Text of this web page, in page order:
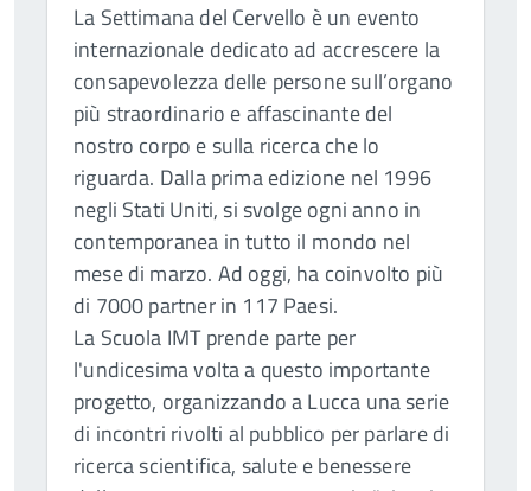
La Settimana del Cervello è un evento
internazionale dedicato ad accrescere la
consapevolezza delle persone sull’organo
più straordinario e affascinante del
nostro corpo e sulla ricerca che lo
riguarda. Dalla prima edizione nel 1996
negli Stati Uniti, si svolge ogni anno in
contemporanea in tutto il mondo nel
mese di marzo. Ad oggi, ha coinvolto più
di 7000 partner in 117 Paesi.
La Scuola IMT prende parte per
l'undicesima volta a questo importante
progetto, organizzando a Lucca una serie
di incontri rivolti al pubblico per parlare di
ricerca scientifica, salute e benessere